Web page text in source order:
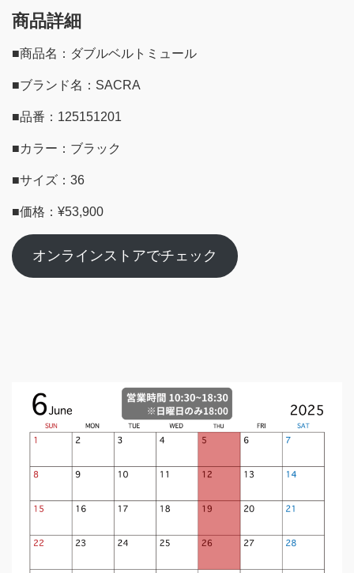
商品詳細
■商品名：ダブルベルトミュール
■ブランド名：SACRA
■品番：125151201
■カラー：ブラック
■サイズ：36
■価格：¥53,900
オンラインストアでチェック